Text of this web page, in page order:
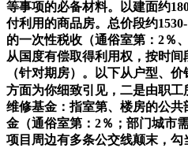
等事项的必备材料。以建面约
付利用的商品房。总价段约
的一次性税收（通俗室第：2％
从国度有偿取得利用权，按时
（针对期房）。以下从户型、
方面为你细致引见，二是由职工
维修基金：指室第、楼房的公
金（通俗室第：2％；部门城市
项目周边有多条公交线颠末，